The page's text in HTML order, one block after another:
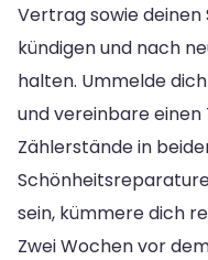
Vertrag sowie
kündigen und nach
halten. Ummelde
und vereinbare
Zählerstände in
sein, kümmere dich
Zwei Wochen vor